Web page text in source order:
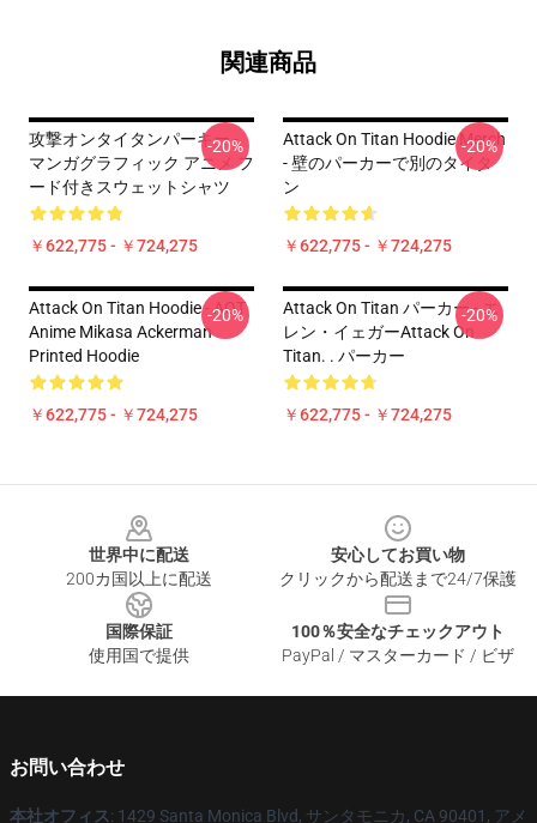
関連商品
攻撃オンタイタンパーキー -
マンガグラフィック アニメ フ
ード付きスウェットシャツ
￥622,775 - ￥724,275
-20%
Attack On Titan Hoodie Merch
- 壁のパーカーで別のタイタ
ン
￥622,775 - ￥724,275
-20%
Attack On Titan Hoodie - AOT
Anime Mikasa Ackerman
Printed Hoodie
￥622,775 - ￥724,275
-20%
Attack On Titan パーカー - エ
レン・イェガーAttack On
Titan. . パーカー
￥622,775 - ￥724,275
-20%
世界中に配送
200カ国以上に配送
安心してお買い物
クリックから配送まで24/7保護
国際保証
使用国で提供
100％安全なチェックアウト
PayPal / マスターカード / ビザ
お問い合わせ
本社オフィス: 1429 Santa Monica Blvd, サンタモニカ, CA 90401, アメ